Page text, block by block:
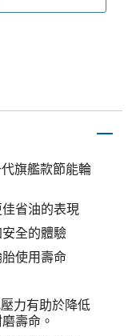
旗艦款節能輪
省油的表現
全的體驗
使用壽命
力有助於降低
壽命。